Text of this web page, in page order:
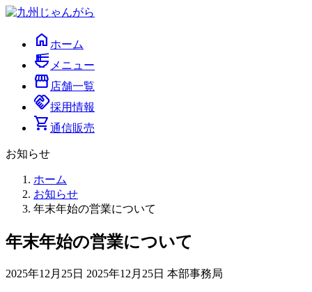
コ
ナ
home ホーム
ramen_dining メニュー
storefront 店舗一覧
handshake採用情報
shopping_cart通信販売
お知らせ
ホーム
お知らせ
年末年始の営業について
年末年始の営業について
2025年12月25日 最
2025年12月25日 本部事務局